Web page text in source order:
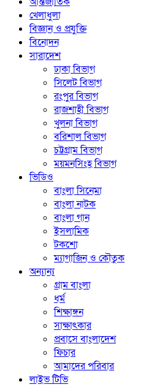
খেলাধুলা
বিজ্ঞান ও প্রযুক্তি
বিনোদন
সারাদেশ
ঢাকা বিভাগ
সিলেট বিভাগ
রংপুর বিভাগ
রাজশাহী বিভাগ
খুলনা বিভাগ
বরিশাল বিভাগ
চট্টগ্রাম বিভাগ
ময়মনসিংহ বিভাগ
ভিডিও
বাংলা সিনেমা
বাংলা নাটক
বাংলা গান
ইসলামিক
টকশো
ম্যাগাজিন ও কৌতুক
অন্যান্য
গ্রাম বাংলা
ধর্ম
শিক্ষাঙ্গন
সাক্ষাৎকার
প্রবাসে বাংলাদেশ
ফিচার
আমাদের পরিবার
লাইভ টিভি